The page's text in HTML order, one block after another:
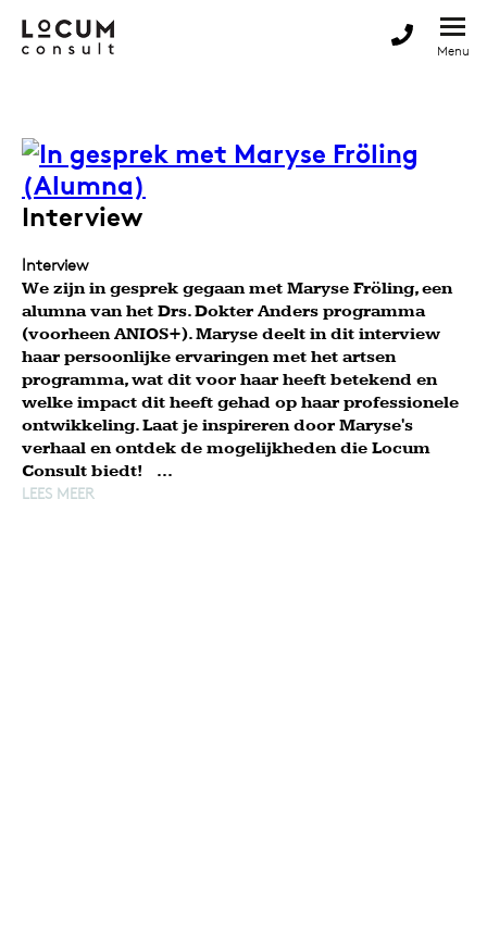
Interview
Interview
We zijn in gesprek gegaan met Maryse Fröling, een
alumna van het Drs. Dokter Anders programma
(voorheen ANIOS+). Maryse deelt in dit interview
haar persoonlijke ervaringen met het artsen
programma, wat dit voor haar heeft betekend en
welke impact dit heeft gehad op haar professionele
ontwikkeling. Laat je inspireren door Maryse's
verhaal en ontdek de mogelijkheden die Locum
Consult biedt! ...
LEES MEER